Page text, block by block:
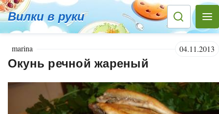
Вилки в руки
marina 04.11.2013
Окунь речной жареный